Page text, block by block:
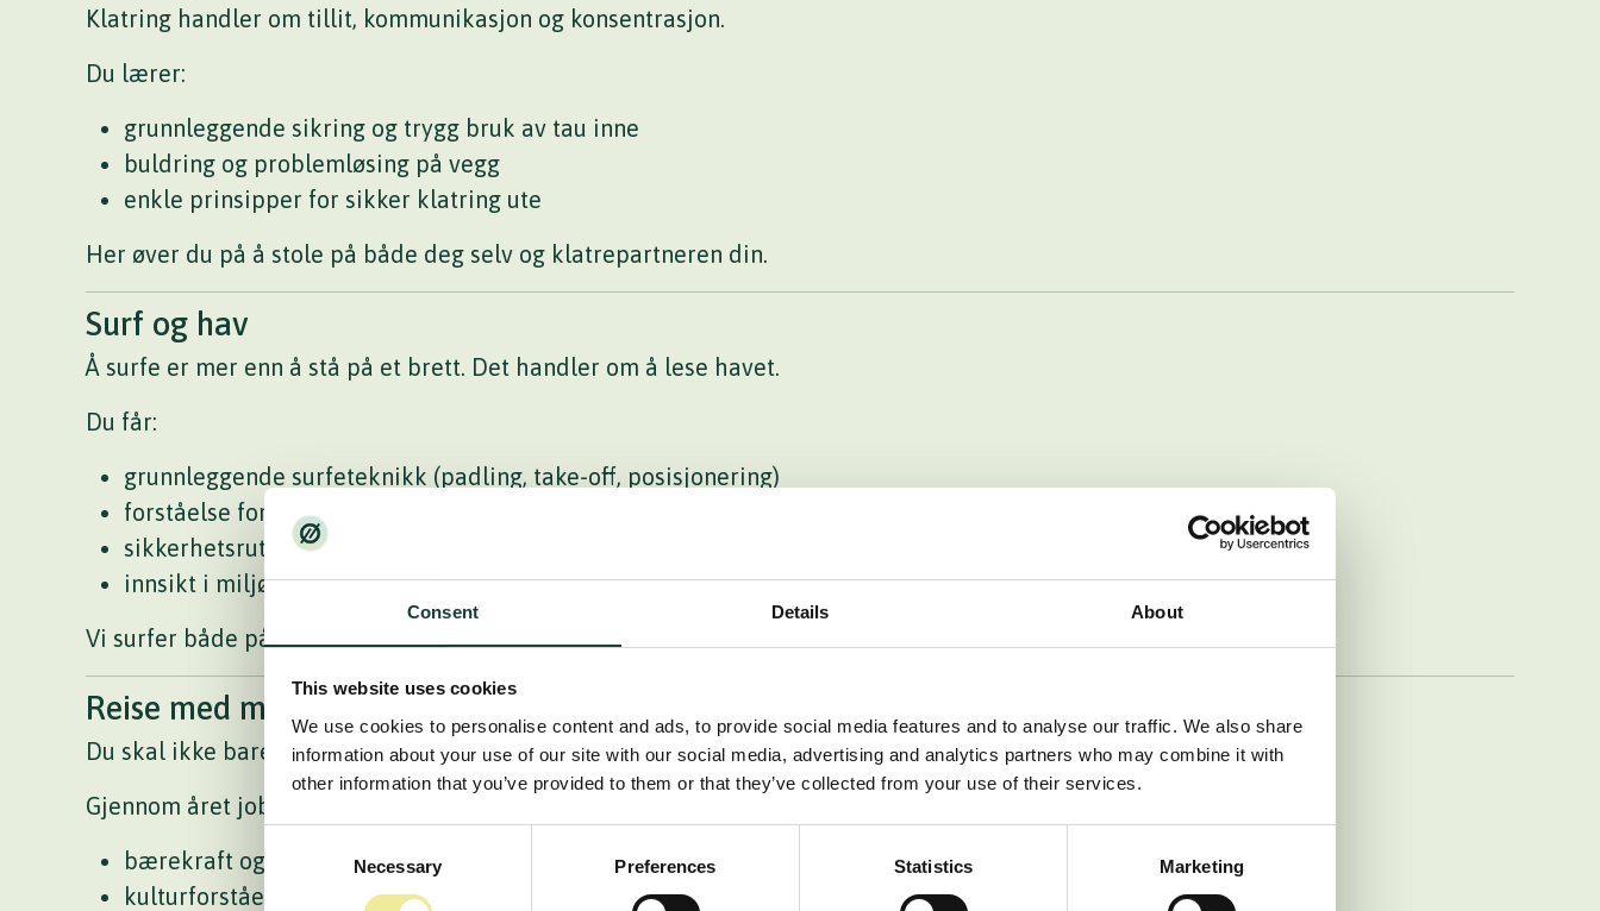
Consent Details About
This website uses cookies
We use cookies to personalise content and ads, to provide social media features and to analyse our traffic. We also share
information about your use of our site with our social media, advertising and analytics partners who may combine it with
other information that you’ve provided to them or that they’ve collected from your use of their services.
Selection
Necessary Preferences Statistics Marketing
Klatring handler om tillit, kommunikasjon og konsentrasjon.
Du lærer:
grunnleggende sikring og trygg bruk av tau inne
buldring og problemløsing på vegg
enkle prinsipper for sikker klatring ute
Her øver du på å stole på både deg selv og klatrepartneren din.
Surf og hav
Å surfe er mer enn å stå på et brett. Det handler om å lese havet.
Du får:
grunnleggende surfeteknikk (padling, take-off, posisjonering)
forståelse for bølger, vind og strøm
sikkerhetsrutiner i surfesoner
innsikt i miljøutfordringer i havet
Vi surfer både på Nordvestlandet og på Bali.
Reise med mening – Escape Møre og Bali
Du skal ikke bare reise. Du skal forstå hva reising betyr.
Gjennom året jobber vi med:
bærekraft og turisme
kulturforståelse og rollen som gjest